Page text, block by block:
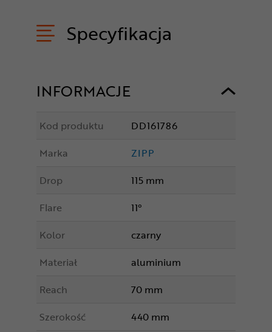
Specyfikacja
INFORMACJE
Kod produktu
DD161786
Marka
ZIPP
Drop
115 mm
Flare
11°
Kolor
czarny
Materiał
aluminium
Reach
70 mm
Szerokość
440 mm